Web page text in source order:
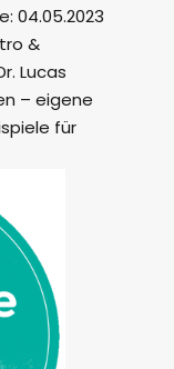
04.05.2023
&
Lucas
– eigene
für